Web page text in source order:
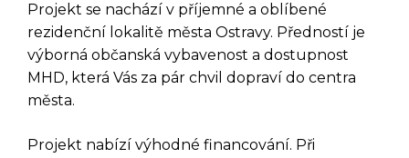
Projekt se nachází v příjemné a oblíbené
rezidenční lokalitě města Ostravy. Předností je
výborná občanská vybavenost a dostupnost
MHD, která Vás za pár chvil dopraví do centra
města.
Projekt nabízí výhodné financování. Při